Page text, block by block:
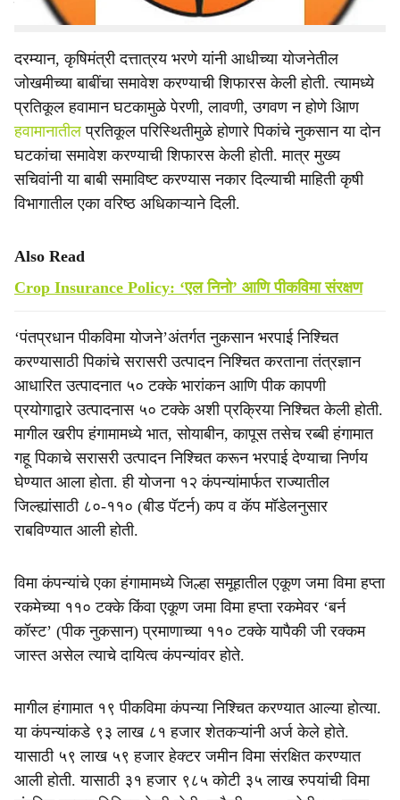
राबविण्यात येणार आहे.
दरम्यान, कृषिमंत्री दत्तात्रय भरणे यांनी आधीच्या योजनेतील
जोखमीच्या बाबींचा समावेश करण्याची शिफारस केली होती. त्यामध्ये
प्रतिकूल हवामान घटकामुळे पेरणी, लावणी, उगवण न होणे आिण
हवामानातील प्रतिकूल परिस्थितीमुळे होणारे पिकांचे नुकसान या दोन
घटकांचा समावेश करण्याची शिफारस केली होती. मात्र मुख्य
सचिवांनी या बाबी समाविष्ट करण्यास नकार दिल्याची माहिती कृषी
विभागातील एका वरिष्ठ अधिकाऱ्याने दिली.
Also Read
Crop Insurance Policy: ‘एल निनो’ आणि पीकविमा संरक्षण
‘पंतप्रधान पीकविमा योजने’अंतर्गत नुकसान भरपाई निश्चित
करण्यासाठी पिकांचे सरासरी उत्पादन निश्‍चित करताना तंत्रज्ञान
आधारित उत्पादनात ५० टक्के भारांकन आणि पीक कापणी
प्रयोगाद्वारे उत्पादनास ५० टक्के अशी प्रक्रिया निश्‍चित केली होती.
मागील खरीप हंगामामध्ये भात, सोयाबीन, कापूस तसेच रब्बी हंगामात
गहू पिकाचे सरासरी उत्पादन निश्चित करून भरपाई देण्याचा निर्णय
घेण्यात आला होता. ही योजना १२ कंपन्यांमार्फत राज्यातील
जिल्ह्यांसाठी ८०-११० (बीड पॅटर्न) कप व कॅप मॉडेलनुसार
राबविण्यात आली होती.
विमा कंपन्यांचे एका हंगामामध्ये जिल्हा समूहातील एकूण जमा विमा हप्ता
रकमेच्या ११० टक्के किंवा एकूण जमा विमा हप्ता रकमेवर ‘बर्न
कॉस्ट’ (पीक नुकसान) प्रमाणाच्या ११० टक्के यापैकी जी रक्कम
जास्त असेल त्याचे दायित्व कंपन्यांवर होते.
मागील हंगामात १९ पीकविमा कंपन्या निश्चित करण्यात आल्या होत्या.
या कंपन्यांकडे ९३ लाख ८१ हजार शेतकऱ्यांनी अर्ज केले होते.
यासाठी ५९ लाख ५९ हजार हेक्टर जमीन विमा संरक्षित करण्यात
आली होती. यासाठी ३१ हजार ९८५ कोटी ३५ लाख रुपयांची विमा